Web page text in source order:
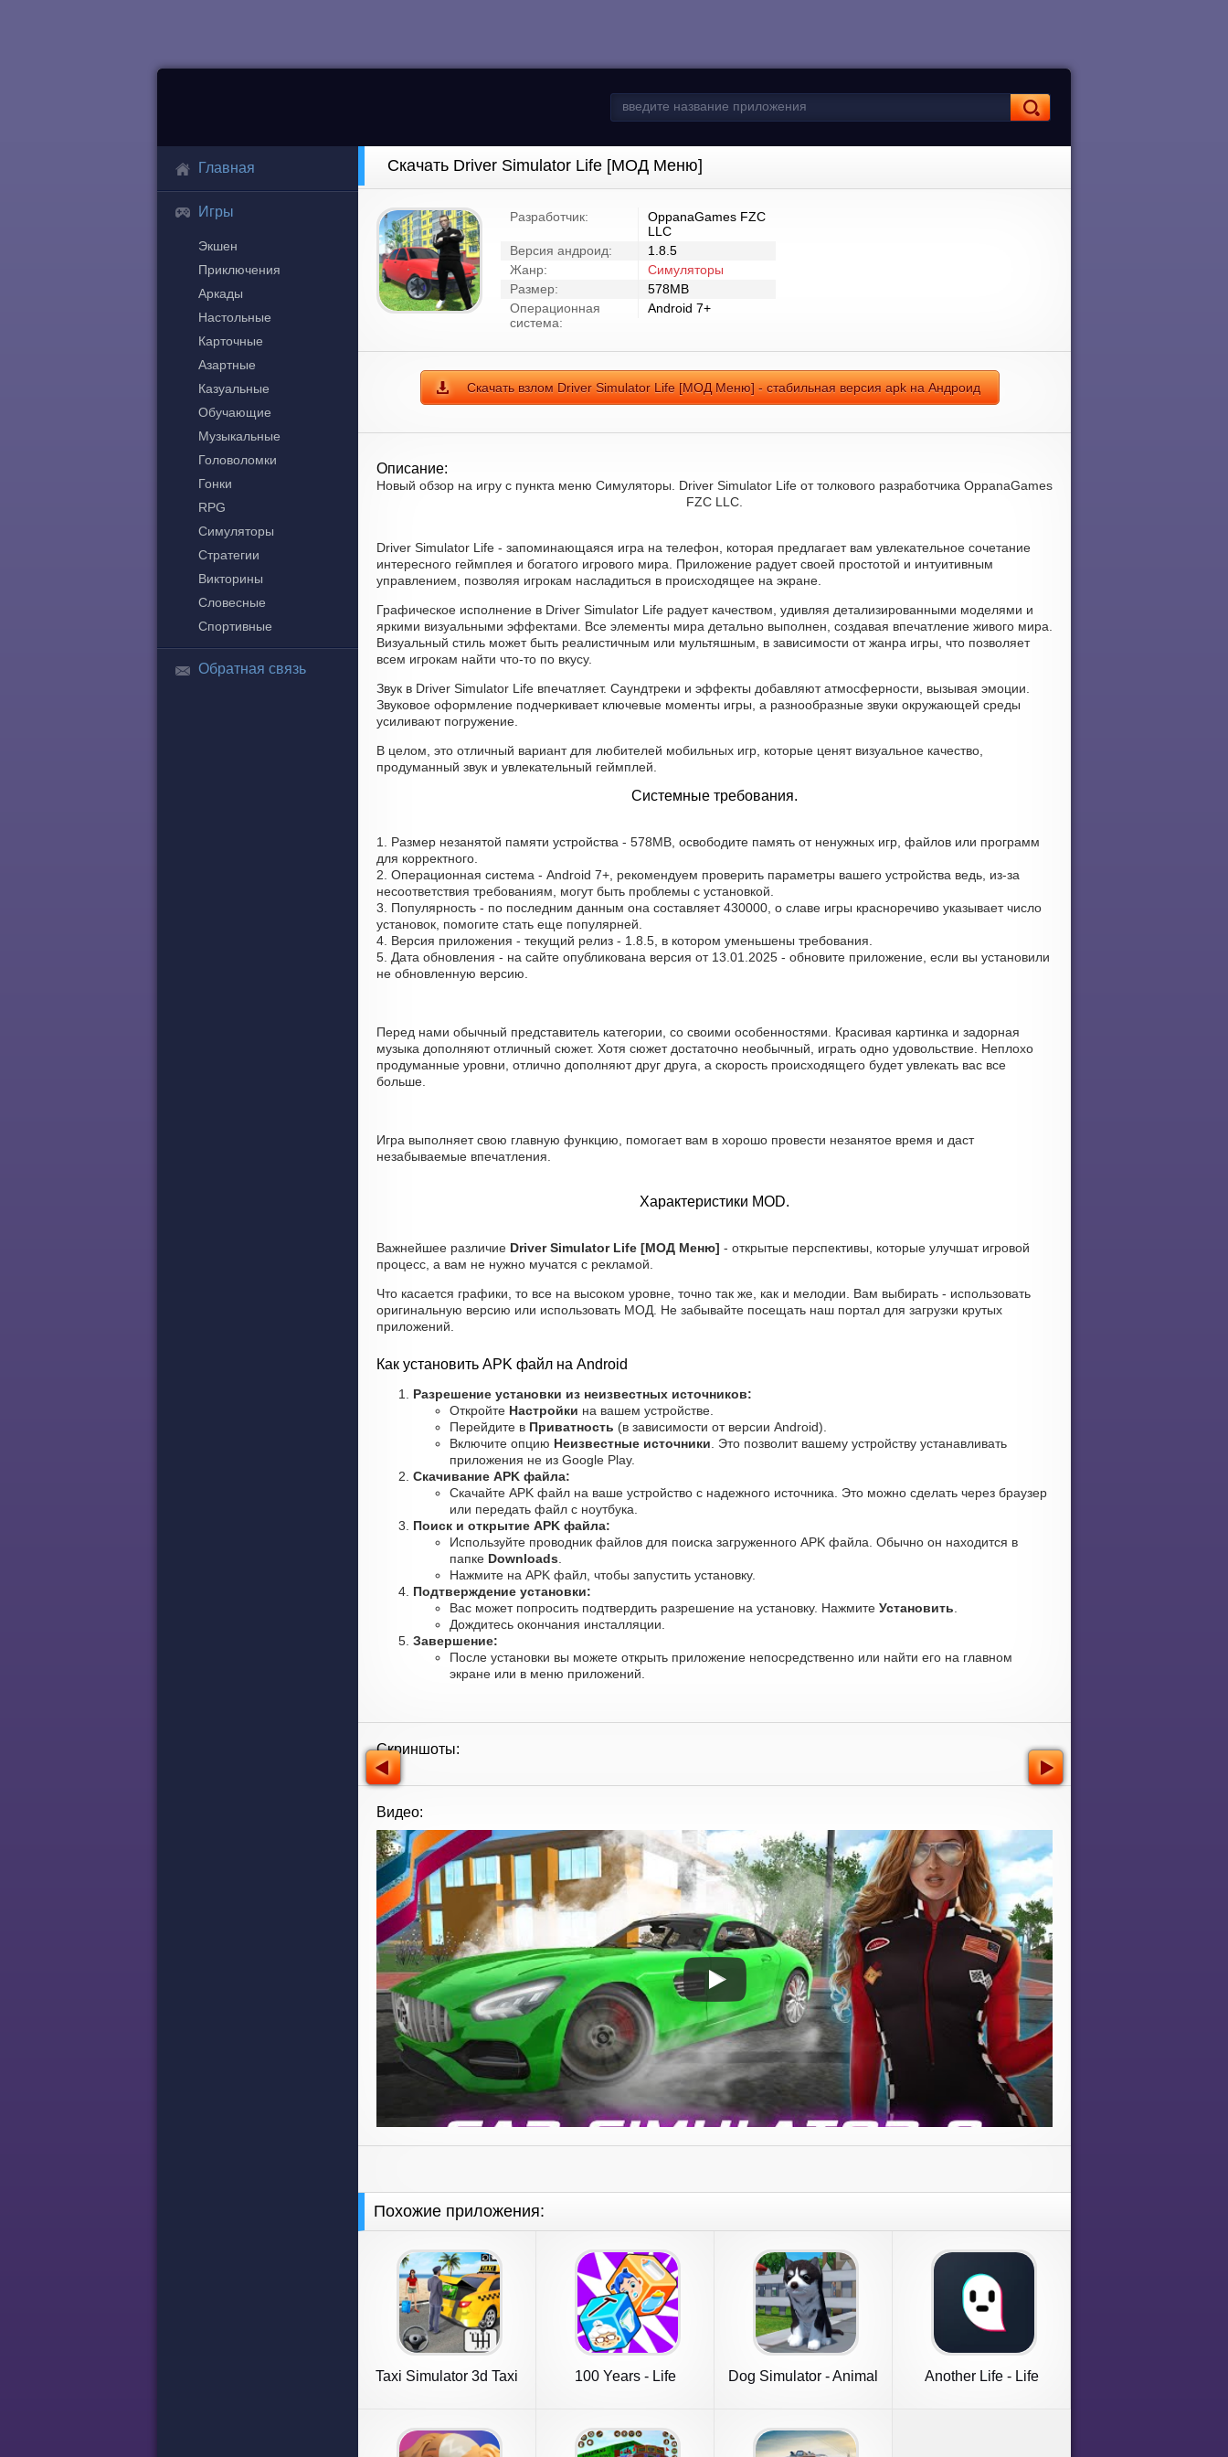
Главная
Игры
Экшен
Приключения
Аркады
Настольные
Карточные
Азартные
Казуальные
Обучающие
Музыкальные
Головоломки
Гонки
RPG
Симуляторы
Стратегии
Викторины
Словесные
Спортивные
Обратная связь
Скачать Driver Simulator Life [МОД Меню]
Разработчик:
OppanaGames FZC
LLC
Версия андроид:
1.8.5
Жанр:
Симуляторы
Размер:
578MB
Операционная
система:
Android 7+
Скачать взлом Driver Simulator Life [МОД Меню] - стабильная версия apk на Андроид
Описание:
Новый обзор на игру с пункта меню Симуляторы. Driver Simulator Life от толкового разработчика OppanaGames
FZC LLC.
Driver Simulator Life - запоминающаяся игра на телефон, которая предлагает вам увлекательное сочетание
интересного геймплея и богатого игрового мира. Приложение радует своей простотой и интуитивным
управлением, позволяя игрокам насладиться в происходящее на экране.
Графическое исполнение в Driver Simulator Life радует качеством, удивляя детализированными моделями и
яркими визуальными эффектами. Все элементы мира детально выполнен, создавая впечатление живого мира.
Визуальный стиль может быть реалистичным или мультяшным, в зависимости от жанра игры, что позволяет
всем игрокам найти что-то по вкусу.
Звук в Driver Simulator Life впечатляет. Саундтреки и эффекты добавляют атмосферности, вызывая эмоции.
Звуковое оформление подчеркивает ключевые моменты игры, а разнообразные звуки окружающей среды
усиливают погружение.
В целом, это отличный вариант для любителей мобильных игр, которые ценят визуальное качество,
продуманный звук и увлекательный геймплей.
Системные требования.
1. Размер незанятой памяти устройства - 578MB, освободите память от ненужных игр, файлов или программ
для корректного.
2. Операционная система - Android 7+, рекомендуем проверить параметры вашего устройства ведь, из-за
несоответствия требованиям, могут быть проблемы с установкой.
3. Популярность - по последним данным она составляет 430000, о cлаве игры красноречиво указывает число
установок, помогите стать еще популярней.
4. Версия приложения - текущий релиз - 1.8.5, в котором уменьшены требования.
5. Дата обновления - на сайте опубликована версия от 13.01.2025 - обновите приложение, если вы установили
не обновленную версию.
Перед нами обычный представитель категории, со своими особенностями. Красивая картинка и задорная
музыка дополняют отличный сюжет. Хотя сюжет достаточно необычный, играть одно удовольствие. Неплохо
продуманные уровни, отлично дополняют друг друга, а скорость происходящего будет увлекать вас все
больше.
Игра выполняет свою главную функцию, помогает вам в хорошо провести незанятое время и даст
незабываемые впечатления.
Характеристики MOD.
Важнейшее различие Driver Simulator Life [МОД Меню] - открытые перспективы, которые улучшат игровой
процесс, а вам не нужно мучатся с рекламой.
Что касается графики, то все на высоком уровне, точно так же, как и мелодии. Вам выбирать - использовать
оригинальную версию или использовать МОД. Не забывайте посещать наш портал для загрузки крутых
приложений.
Как установить APK файл на Android
Разрешение установки из неизвестных источников:
Откройте Настройки на вашем устройстве.
Перейдите в Приватность (в зависимости от версии Android).
Включите опцию Неизвестные источники . Это позволит вашему устройству устанавливать
приложения не из Google Play.
Скачивание APK файла:
Скачайте APK файл на ваше устройство с надежного источника. Это можно сделать через браузер
или передать файл с ноутбука.
Поиск и открытие APK файла:
Используйте проводник файлов для поиска загруженного APK файла. Обычно он находится в
папке Downloads
Нажмите на APK файл, чтобы запустить установку.
Подтверждение установки:
Вас может попросить подтвердить разрешение на установку. Нажмите Установить
Дождитесь окончания инсталляции.
Завершение:
После установки вы можете открыть приложение непосредственно или найти его на главном
экране или в меню приложений.
Скриншоты:
Видео:
Похожие приложения:
Taxi Simulator 3d Taxi
100 Years - Life
Dog Simulator - Animal
Another Life - Life